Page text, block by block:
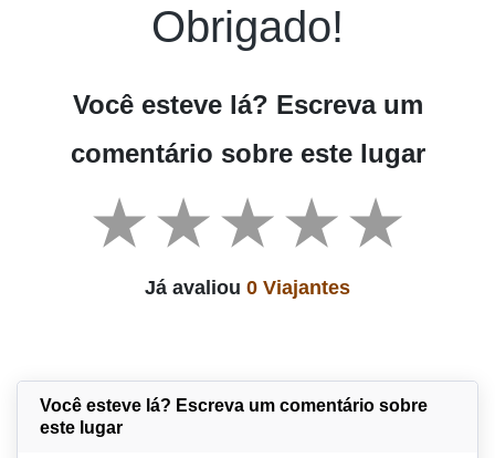
Obrigado!
Você esteve lá? Escreva um
comentário sobre este lugar
Já avaliou 0 Viajantes
Você esteve lá? Escreva um comentário sobre
este lugar